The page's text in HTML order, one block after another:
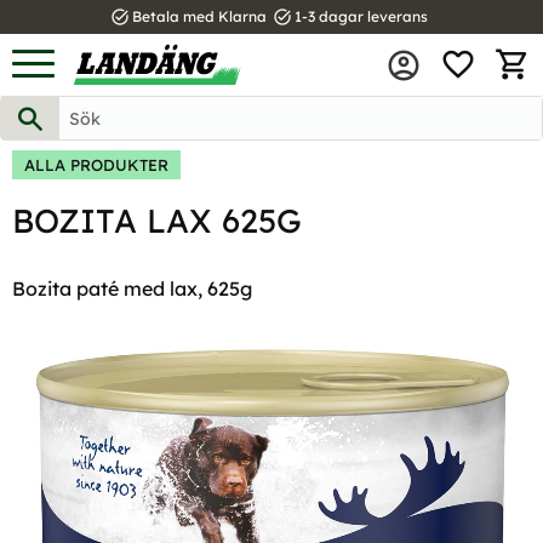
Meny
task_alt Betala med Klarna task_alt 1-3 dagar leverans
ALLA PRODUKTER
BOZITA LAX 625G
Bozita paté med lax, 625g